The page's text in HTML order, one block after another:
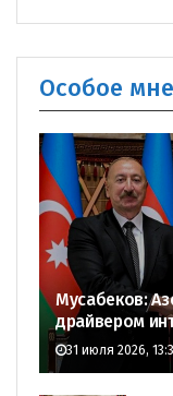
Особое
Мусабеков:
драйвером
31 июля 2026,